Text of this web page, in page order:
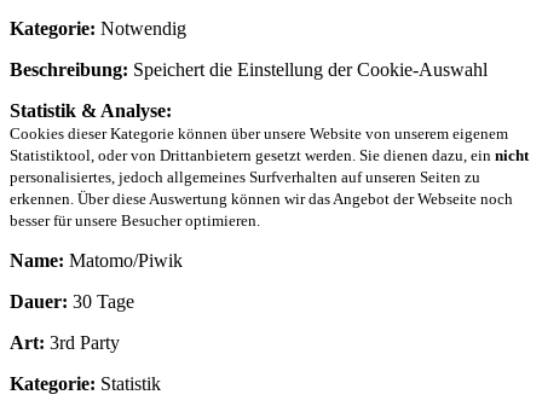
Kategorie: Notwendig
Beschreibung: Speichert die Einstellung der Cookie-Auswahl
Statistik & Analyse:
Cookies dieser Kategorie können über unsere Website von unserem eigenem
Statistiktool, oder von Drittanbietern gesetzt werden. Sie dienen dazu, ein nicht
personalisiertes, jedoch allgemeines Surfverhalten auf unseren Seiten zu
erkennen. Über diese Auswertung können wir das Angebot der Webseite noch
besser für unsere Besucher optimieren.
Name: Matomo/Piwik
Dauer: 30 Tage
Art: 3rd Party
Kategorie: Statistik